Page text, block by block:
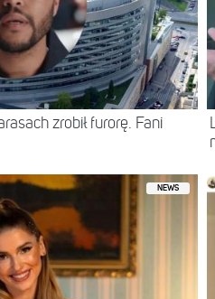
zrobił furorę. Fani
NEWS